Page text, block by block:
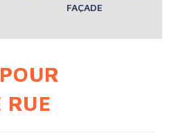
FAÇADE
RUE